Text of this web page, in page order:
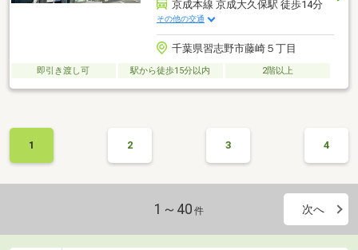
京成本線 京成大久保駅 徒歩14分
その他の交通
千葉県習志野市藤崎５丁目
即引き渡し可 駅から徒歩15分以内 2階以上
1 2 3 4
1～40 件 次へ